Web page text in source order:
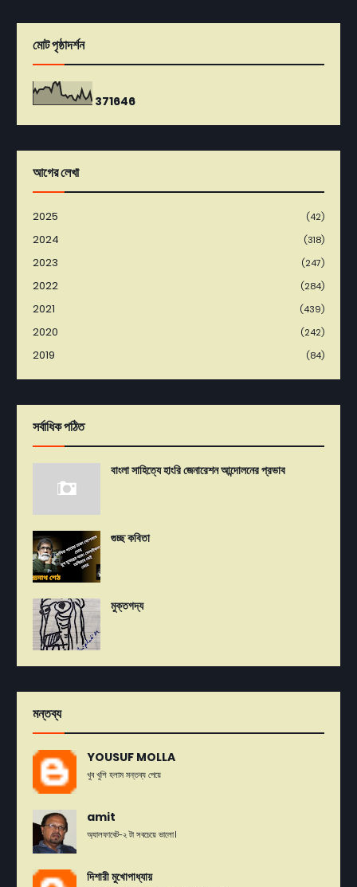
মোট পৃষ্ঠাদর্শন
371646
আগের লেখা
2025 (42)
2024 (318)
2023 (247)
2022 (284)
2021 (439)
2020 (242)
2019 (84)
সর্বাধিক পঠিত
বাংলা সাহিত্যে হাংরি জেনারেশন আন্দোলনের প্রভাব
গুচ্ছ কবিতা
মুক্তগদ্য
মন্তব্য
YOUSUF MOLLA
খুব খুশি হলাম মন্তব্য পেয়ে
amit
অ্যালফাবেট-২ টা সবচেয়ে ভালো।
দিশারী মুখোপাধ্যায়